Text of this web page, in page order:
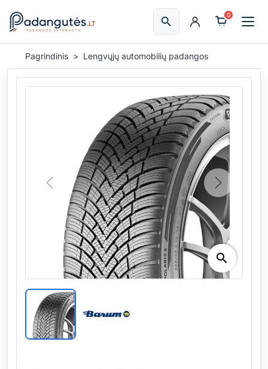
searchIeškoti
0
Pagrindinis Lengvųjų automobilių padangos
Previous Next
search